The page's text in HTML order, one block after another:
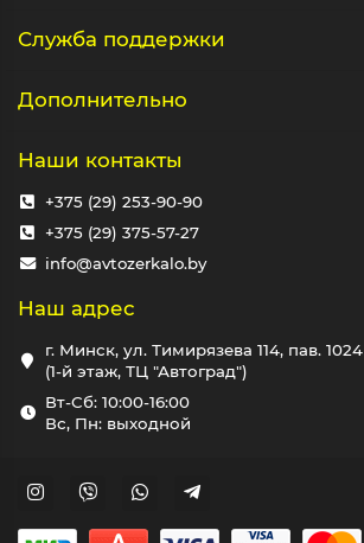
Служба поддержки
Дополнительно
Наши контакты
+375 (29) 253-90-90
+375 (29) 375-57-27
info@avtozerkalo.by
Наш адрес
г. Минск, ул. Тимирязева 114, пав. 1024
(1-й этаж, ТЦ "Автоград")
Вт-Сб: 10:00-16:00
Вс, Пн: выходной